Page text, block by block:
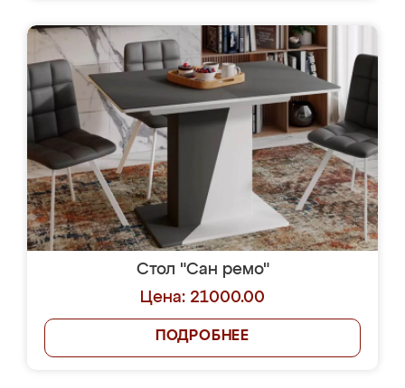
Стол "Сан ремо"
Цена: 21000.00
ПОДРОБНЕЕ